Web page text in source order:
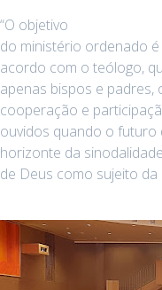
“O objetivo
do ministério ordenado
acordo com o teólogo,
apenas bispos e padres,
cooperação e
ouvidos quando o futuro
horizonte da
de Deus como sujeito da